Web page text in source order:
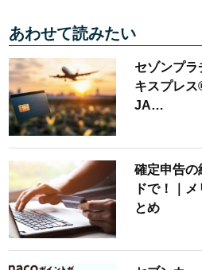
あわせて読みたい
セゾンプラ
キスプレス
JA…
確定申告の
ドで！｜
とめ